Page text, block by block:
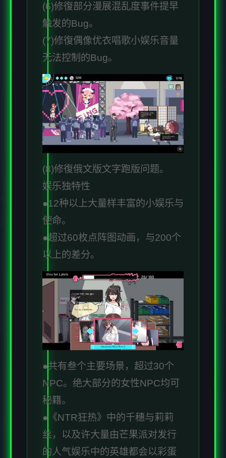
(6)修復部分漫展混乱度事件提早
触发的Bug。
(7)修復偶像优衣唱歌小娱乐音量
无法控制的Bug。
(8)修復俄文版文字跑版问题。
娱乐独特性
●12种以上大量样丰富的小娱乐与
使命。
●超过60枚点阵图动画，与200个
以上的差分。
●共有叁个主要场景，超过30个
NPC。绝大部分的女性NPC均可
秘籍。
●《NTR狂热》中的千穗与莉莉
丝，以及许大量由芒果派对发行
的人气娱乐中的英雄都会以彩蛋